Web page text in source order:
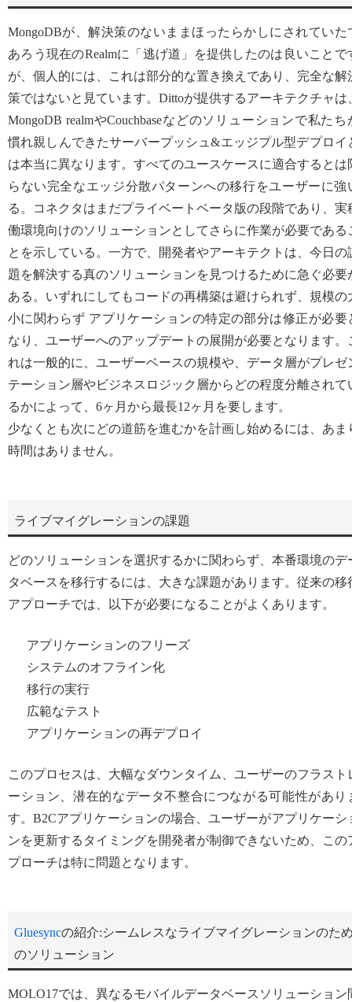
MongoDBが、解決策のないままほったらかしにされていた
あろう現在のRealmに「逃げ道」を提供したのは良いことで
が、個人的には、これは部分的な置き換えであり、完全な解
策ではないと見ています。Dittoが提供するアーキテクチャは
MongoDB realmやCouchbaseなどのソリューションで私たち
慣れ親しんできたサーバープッシュ&エッジプル型デプロイ
は本当に異なります。すべてのユースケースに適合するとは
らない完全なエッジ分散パターンへの移行をユーザーに強
る。コネクタはまだプライベートベータ版の段階であり、実
働環境向けのソリューションとしてさらに作業が必要である
とを示している。一方で、開発者やアーキテクトは、今日の
題を解決する真のソリューションを見つけるために急ぐ必要
ある。いずれにしてもコードの再構築は避けられず、規模の
小に関わらず アプリケーションの特定の部分は修正が必要
なり、ユーザーへのアップデートの展開が必要となります。
れは一般的に、ユーザーベースの規模や、データ層がプレゼ
テーション層やビジネスロジック層からどの程度分離されて
るかによって、6ヶ月から最長12ヶ月を要します。
少なくとも次にどの道筋を進むかを計画し始めるには、あま
時間はありません。
ライブマイグレーションの課題
どのソリューションを選択するかに関わらず、本番環境のデ
タベースを移行するには、大きな課題があります。従来の移
アプローチでは、以下が必要になることがよくあります。
アプリケーションのフリーズ
システムのオフライン化
移行の実行
広範なテスト
アプリケーションの再デプロイ
このプロセスは、大幅なダウンタイム、ユーザーのフラスト
ーション、潜在的なデータ不整合につながる可能性があり
す。B2Cアプリケーションの場合、ユーザーがアプリケーシ
ンを更新するタイミングを開発者が制御できないため、この
プローチは特に問題となります。
Gluesyncの紹介:シームレスなライブマイグレーションのた
のソリューション
MOLO17では、異なるモバイルデータベースソリューション